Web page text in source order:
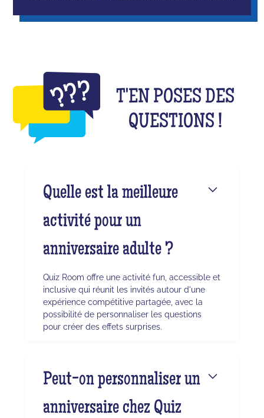
T'EN POSES DES
QUESTIONS !
Quelle est la meilleure
activité pour un
anniversaire adulte ?
Quiz Room offre une activité fun, accessible et
inclusive qui réunit les invités autour d'une
expérience compétitive partagée, avec la
possibilité de personnaliser les questions
pour créer des effets surprises.
Peut-on personnaliser un
anniversaire chez Quiz